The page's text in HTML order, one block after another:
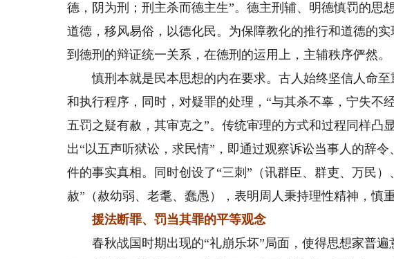
德，阴为刑；刑主杀而德主生”。德主刑辅、明德慎罚的思
道德，移风易俗，以德化民。为保障教化的推行和道德的
到德刑的辩证统一关系，在德刑的运用上，主辅秩序俨然。
慎刑本就是民本思想的内在要求。古人始终坚信人命至
和执行程序，同时，对疑罪的处理，“与其杀不辜，宁失不
五罚之疑有赦，其审克之”。传统审理的方式和过程同样凸
出“以五声听狱讼，求民情”，即通过观察诉讼当事人的辞
件的事实真相。同时创设了“三刺”（讯群臣、群吏、万民
赦”（赦幼弱、老耄、蠢愚），表明周人秉持理性精神，慎
援法断罪、罚当其罪的平等观念
春秋战国时期出现的“礼崩乐坏”局面，使得思想家普遍